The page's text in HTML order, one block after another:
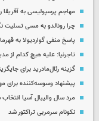
مهاجم پرسپولیسی به آفریقا
چرا رونالدو به مسی تسلیت
پاسخ منفی گواردیولا به
تاجرنیا: علیه هیچ کدام از
گزینه رئال‌مادرید برای
پیشنهاد وسوسه‌کننده برای
مرد سال والیبال آسیا
نکونام سرمربی تراکتور شد